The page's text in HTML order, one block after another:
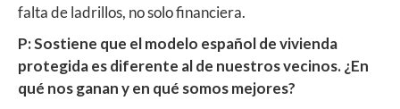
falta de ladrillos, no solo financiera.
P: Sostiene que el modelo español de vivienda
protegida es diferente al de nuestros vecinos. ¿En
qué nos ganan y en qué somos mejores?